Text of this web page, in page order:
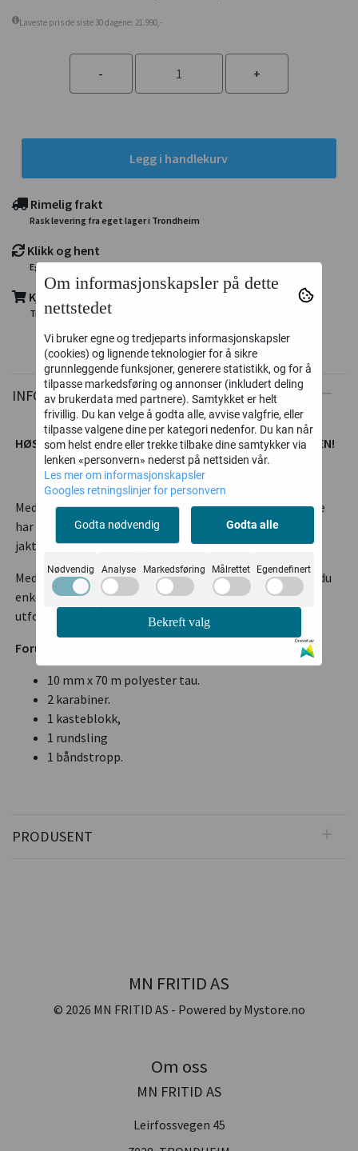
Laveste pris de siste 30 dagene: 21.990,-
Legg i handlekurv
Rimelig frakt
Rask levering fra eget lager i Trondheim
Klikk og hent
Eget utleveringspunkt i Trondheim
Kjøp nå - betal senere med Klarna
Trygg og enkel utsjekk, kort - faktura - delbetaling
INFORMASJON
HØSTKUPP - SPAR TUSENER PÅ DENNE POPULÆRE PAKKEN!
Med den gode gamleLudvig sekken,som de fleste jegere
har vært borti, får du med deg det du trenger for en god
jaktopplevelse.
Med Ludvigsekken full av utstyr fra Portable Winsh drar du
enkelt viltet ut dit du måtte ønske,uansett hvilke
utfordringer du står ovenfor.
Foruten vinsjen Honda PCW3000 får du med:
10 mm x 70 m polyester tau.
2 karabiner.
1 kasteblokk,
1 rundsling
1 båndstropp.
PRODUSENT
Om informasjonskapsler på dette
nettstedet
Vi bruker egne og tredjeparts informasjonskapsler
(cookies) og lignende teknologier for å sikre
grunnleggende funksjoner, generere statistikk, og for å
tilpasse markedsføring og annonser (inkludert deling
av brukerdata med partnere). Samtykket er helt
frivillig. Du kan velge å godta alle, avvise valgfrie, eller
tilpasse valgene dine per kategori nedenfor. Du kan når
som helst endre eller trekke tilbake dine samtykker via
lenken «personvern» nederst på nettsiden vår.
Les mer om informasjonskapsler
Googles retningslinjer for personvern
Godta nødvendig Godta alle
Nødvendig Analyse Markedsføring Målrettet Egendefinert
Bekreft valg
Drevet av
MN FRITID AS
© 2026 MN FRITID AS - Powered by Mystore.no
Om oss
MN FRITID AS
Leirfossvegen 45